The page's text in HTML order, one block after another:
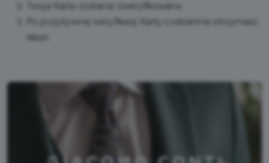
Twoja Karta zostanie zweryfikowana.
Po pozytywnej weryfikacji Karty Łodzianina otrzymasz
rabat.